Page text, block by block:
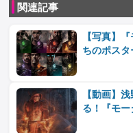
関連記事
【写真】
ちのポスタ
【動画】
る！『モ